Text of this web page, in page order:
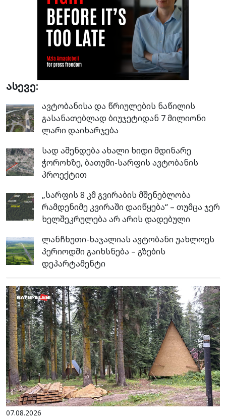
ასევე:
ავტობანისა და წრიულების ნაწილის
გასანათებლად ბიუჯეტიდან 7 მილიონი
ლარი დაიხარჯება
სად აშენდება ახალი ხიდი მდინარე
ჭოროხზე, ბათუმი-სარფის ავტობანის
პროექტით
„სარფის 8 კმ გვირაბის მშენებლობა
რამდენიმე კვირაში დაიწყება“ – თუმცა ჯერ
ხელშეკრულება არ არის დადებული
ლანჩხუთი-ხაჯალიას ავტობანი უახლოეს
პერიოდში გაიხსნება – გზების
დეპარტამენტი
07.08.2026